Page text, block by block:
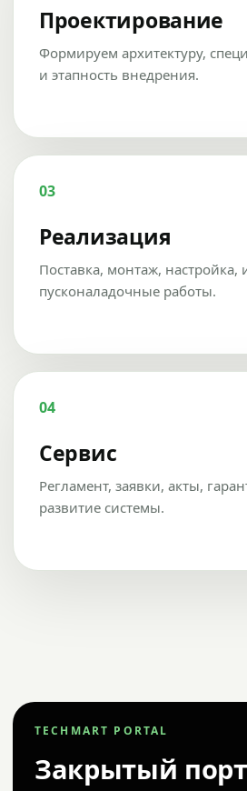
Проектирование
Формируем архитектуру,
и этапность внедрения.
03
Реализация
Поставка, монтаж, настройка,
пусконаладочные работы.
04
Сервис
Регламент, заявки, акты,
развитие системы.
TECHMART PORTAL
Закрытый